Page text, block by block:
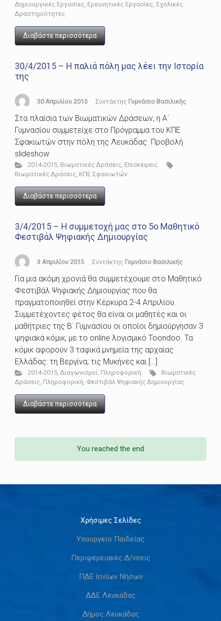
Δημιουργικές Εργασίες, Ερευνητικές Εργασίες, Σχολικές
Δραστηριότητες
Διαβάστε περισσότερα
30/4/2015 – Η παλιά πόλη μας λέει την Ιστορία
της
30 Απριλίου 2015 Συντάκτης Γυμνάσιο Βασιλικής
Στα πλαίσια των Βιωματικών Δράσεων, η Α΄
Γυμνασίου συμμετείχε στο Πρόγραμμα του ΚΠΕ
Σφακιωτών στην πόλη της Λευκάδας. Προβολή
slideshow
2014-2015, Βιωματικές Δράσεις, Επισκέψεις
Βιωματικές Δράσεις, ΚΠΕ Σφακιωτών
Διαβάστε περισσότερα
3/4/2015 – Η συμμετοχή μας στο 5ο Μαθητικό
Φεστιβάλ Ψηφιακής Δημιουργίας
3 Απριλίου 2015 Συντάκτης Γυμνάσιο Βασιλικής
Για μια ακόμη χρονιά θα συμμετέχουμε στο Μαθητικό
Φεστιβάλ Ψηφιακής Δημιουργίας που θα
πραγματοποιηθεί στην Κέρκυρα 2-4 Απριλίου.
Συμμετέχοντες φέτος θα είναι οι μαθητές και οι
μαθήτριες της Β΄ Γυμνασίου οι οποίοι δημιούργησαν 3
ψηφιακά κόμικ, με το online λογισμικό Toondoo. Τα
κόμικ αφορούν 3 ταφικά μνημεία της αρχαίας
Ελλάδας: τη Βεργίνα, τις Μυκήνες και […]
2014-2015, Διαγωνισμοί, Πληροφορική
Βιωματικές
Δράσεις, Πληροφορική, Φεστιβάλ Ψηφιακής Δημιουργίας
Διαβάστε περισσότερα
You reached the end
Χρήσιμες Σελίδες
Υπουργείο Παιδείας
Περιφερειακές Δ/νσεις
ΠΔΕ Ιονίων Νήσων
ΔΔΕ Λευκάδας
Δήμος Λευκάδας